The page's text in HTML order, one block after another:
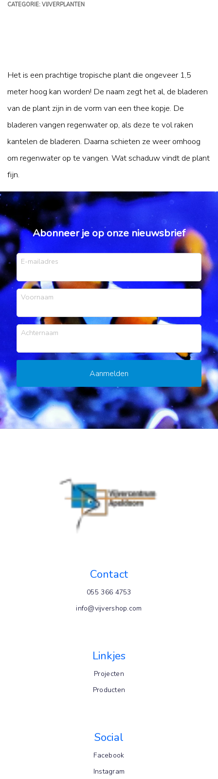
CATEGORIE: VIJVERPLANTEN
Het is een prachtige tropische plant die ongeveer 1,5
meter hoog kan worden! De naam zegt het al, de bladeren
van de plant zijn in de vorm van een thee kopje. De
bladeren vangen regenwater op, als deze te vol raken
kantelen de bladeren. Daarna schieten ze weer omhoog
om regenwater op te vangen. Wat schaduw vindt de plant
fijn.
Abonneer je op onze nieuwsbrief
E-mailadres
Voornaam
Achternaam
Contact
055 366 4753
info@vijvershop.com
Linkjes
Projecten
Producten
Social
Facebook
Instagram